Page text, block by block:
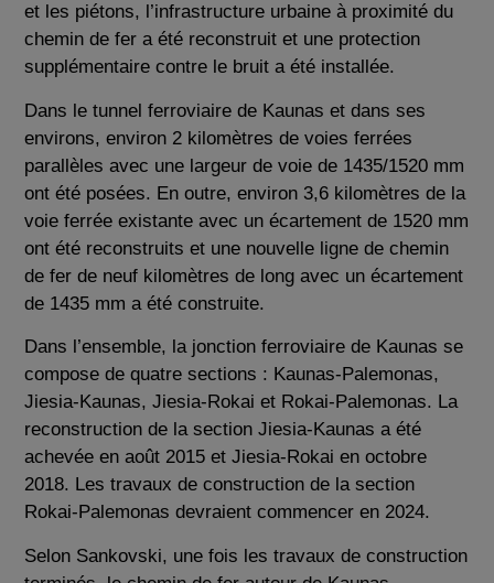
et les piétons, l’infrastructure urbaine à proximité du
chemin de fer a été reconstruit et une protection
supplémentaire contre le bruit a été installée.
Dans le tunnel ferroviaire de Kaunas et dans ses
environs, environ 2 kilomètres de voies ferrées
parallèles avec une largeur de voie de 1435/1520 mm
ont été posées. En outre, environ 3,6 kilomètres de la
voie ferrée existante avec un écartement de 1520 mm
ont été reconstruits et une nouvelle ligne de chemin
de fer de neuf kilomètres de long avec un écartement
de 1435 mm a été construite.
Dans l’ensemble, la jonction ferroviaire de Kaunas se
compose de quatre sections : Kaunas-Palemonas,
Jiesia-Kaunas, Jiesia-Rokai et Rokai-Palemonas. La
reconstruction de la section Jiesia-Kaunas a été
achevée en août 2015 et Jiesia-Rokai en octobre
2018. Les travaux de construction de la section
Rokai-Palemonas devraient commencer en 2024.
Selon Sankovski, une fois les travaux de construction